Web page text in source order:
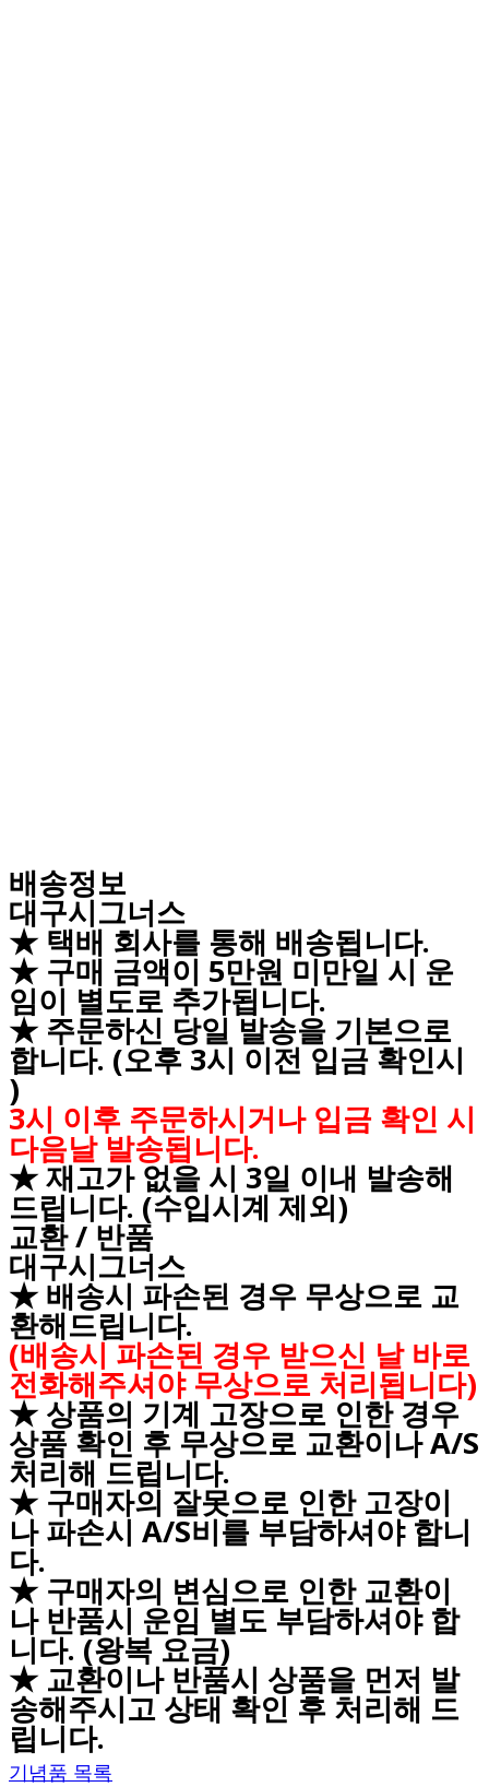
배송정보
대구시그너스
★ 택배 회사를 통해 배송됩니다.
★ 구매 금액이 5만원 미만일 시 운
임이 별도로 추가됩니다.
★ 주문하신 당일 발송을 기본으로
합니다. (오후 3시 이전 입금 확인시
)
3시 이후 주문하시거나 입금 확인 시
다음날 발송됩니다.
★ 재고가 없을 시 3일 이내 발송해
드립니다. (수입시계 제외)
교환 / 반품
대구시그너스
★ 배송시 파손된 경우 무상으로 교
환해드립니다.
(배송시 파손된 경우 받으신 날 바로
전화해주셔야 무상으로 처리됩니다)
★ 상품의 기계 고장으로 인한 경우
상품 확인 후 무상으로 교환이나 A/S
처리해 드립니다.
★ 구매자의 잘못으로 인한 고장이
나 파손시 A/S비를 부담하셔야 합니
다.
★ 구매자의 변심으로 인한 교환이
나 반품시 운임 별도 부담하셔야 합
니다. (왕복 요금)
★ 교환이나 반품시 상품을 먼저 발
송해주시고 상태 확인 후 처리해 드
립니다.
기념품 목록